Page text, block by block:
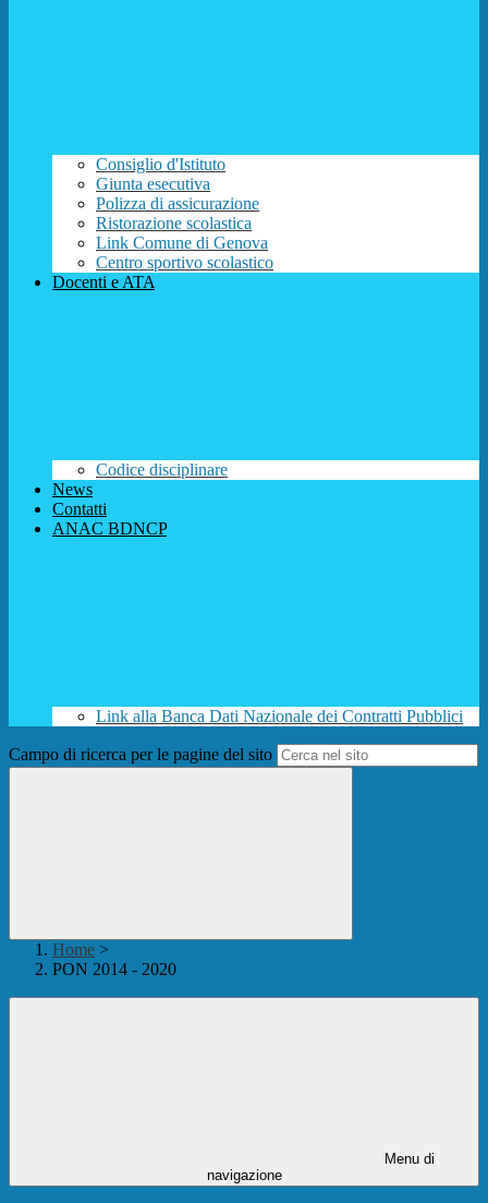
Consiglio d'Istituto
Giunta esecutiva
Polizza di assicurazione
Ristorazione scolastica
Link Comune di Genova
Centro sportivo scolastico
Docenti e ATA
Codice disciplinare
News
Contatti
ANAC BDNCP
Link alla Banca Dati Nazionale dei Contratti Pubblici
Campo di ricerca per le pagine del sito
Home >
PON 2014 - 2020
Menu di
navigazione